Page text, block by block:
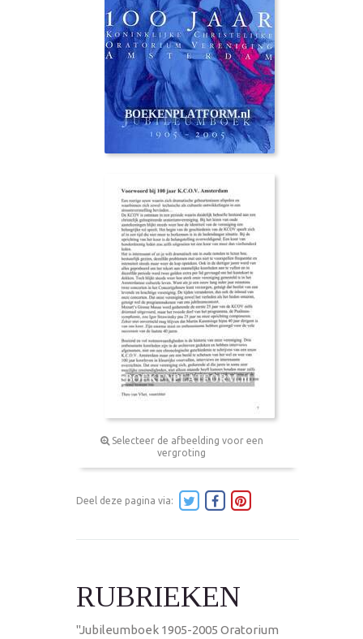
Selecteer de afbeelding voor een
vergroting
Deel deze pagina via:
RUBRIEKEN
"Jubileumboek 1905-2005 Oratorium